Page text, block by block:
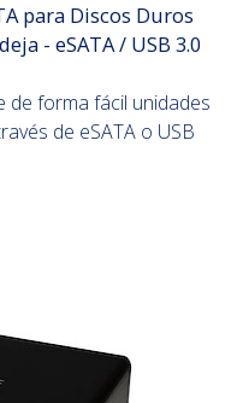
para Discos Duros
- eSATA / USB 3.0
de forma fácil unidades
de eSATA o USB